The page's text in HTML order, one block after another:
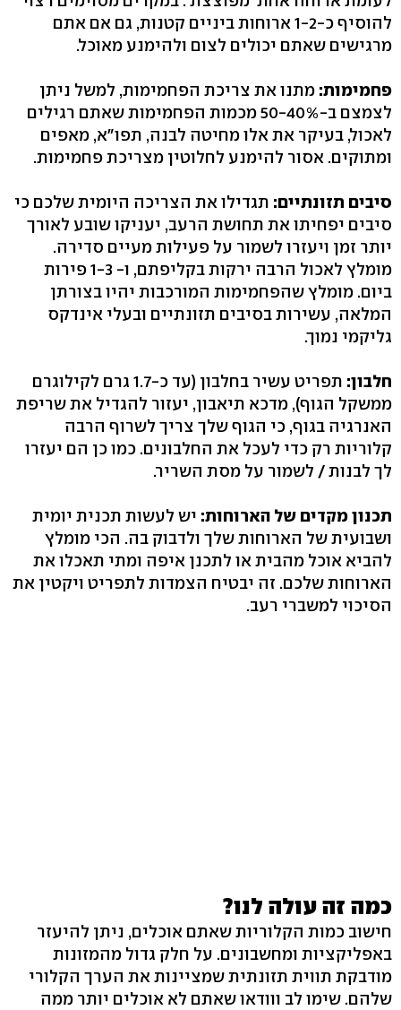
להוסיף כ-1-2 ארוחות ביניים קטנות, גם אם אתם
מרגישים שאתם יכולים לצום ולהימנע מאוכל.
פחמימות: מתנו את צריכת הפחמימות, למשל ניתן
לצמצם ב-50-40% מכמות הפחמימות שאתם רגילים
לאכול, בעיקר את אלו מחיטה לבנה, תפו"א, מאפים
ומתוקים. אסור להימנע לחלוטין מצריכת פחמימות.
סיבים תזונתיים: תגדילו את הצריכה היומית שלכם כי
סיבים יפחיתו את תחושת הרעב, יעניקו שובע לאורך
יותר זמן ויעזרו לשמור על פעילות מעיים סדירה.
מומלץ לאכול הרבה ירקות בקליפתם, ו- 1-3 פירות
ביום. מומלץ שהפחמימות המורכבות יהיו בצורתן
המלאה, עשירות בסיבים תזונתיים ובעלי אינדקס
גליקמי נמוך.
חלבון:
תפריט עשיר בחלבון (עד כ-1.7 גרם לקילוגרם
ממשקל הגוף), מדכא תיאבון, יעזור להגדיל את שריפת
האנרגיה בגוף, כי הגוף שלך צריך לשרוף הרבה
קלוריות רק כדי לעכל את החלבונים. כמו כן הם יעזרו
לך לבנות / לשמור על מסת השריר.
תכנון מקדים של הארוחות: יש לעשות תכנית יומית
ושבועית של הארוחות שלך ולדבוק בה. הכי מומלץ
להביא אוכל מהבית או לתכנן איפה ומתי תאכלו את
הארוחות שלכם. זה יבטיח הצמדות לתפריט ויקטין את
הסיכוי למשברי רעב.
כמה זה עולה לנו?
חישוב כמות הקלוריות שאתם אוכלים, ניתן להיעזר
באפליקציות ומחשבונים. על חלק גדול מהמזונות
מודבקת תווית תזונתית שמציינות את הערך הקלורי
שלהם. שימו לב ווודאו שאתם לא אוכלים יותר ממה